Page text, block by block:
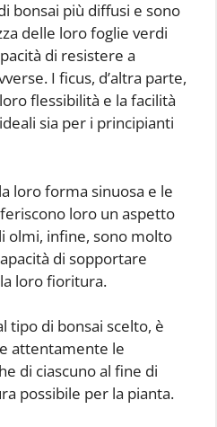
bonsai più diffusi e sono
delle loro foglie verdi
di resistere a
I ficus, d’altra parte,
flessibilità e la facilità
sia per i principianti
loro forma sinuosa e le
loro un aspetto
olmi, infine, sono molto
di sopportare
loro fioritura.
tipo di bonsai scelto, è
attentamente le
di ciascuno al fine di
possibile per la pianta.